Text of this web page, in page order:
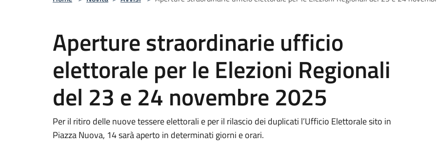
Aperture straordinarie ufficio
elettorale per le Elezioni Regionali
del 23 e 24 novembre 2025
Per il ritiro delle nuove tessere elettorali e per il rilascio dei duplicati l’Ufficio Elettorale sito in
Piazza Nuova, 14 sarà aperto in determinati giorni e orari.